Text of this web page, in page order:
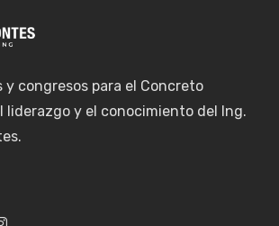
y congresos para el Concreto
liderazgo y el conocimiento del Ing.